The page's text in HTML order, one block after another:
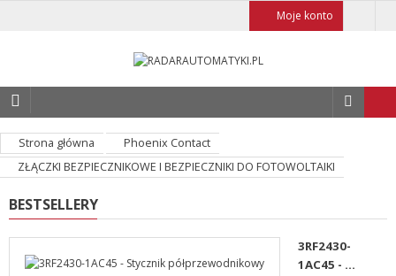
Moje konto
Strona główna
Phoenix Contact
ZŁĄCZKI BEZPIECZNIKOWE I BEZPIECZNIKI DO FOTOWOLTAIKI
BESTSELLERY
3RF2430-
1AC45 - ...